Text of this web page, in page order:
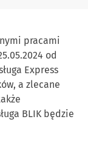
pracami
od
Express
a zlecane
BLIK będzie